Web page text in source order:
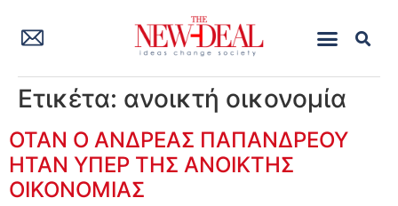
Ετικέτα: ανοικτή οικονομία
ΟΤΑΝ Ο ΑΝΔΡΕΑΣ ΠΑΠΑΝΔΡΕΟΥ
ΗΤΑΝ ΥΠΕΡ ΤΗΣ ΑΝΟΙΚΤΗΣ
ΟΙΚΟΝΟΜΙΑΣ